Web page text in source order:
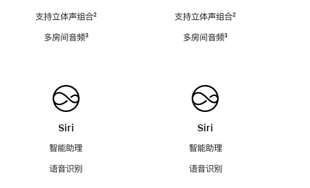
支持立体声组合脚
²
多房间音频脚
³
Siri
智能助理
语音识别
支持立体声组合脚
²
多房间音频脚
³
Siri
智能助理
语音识别